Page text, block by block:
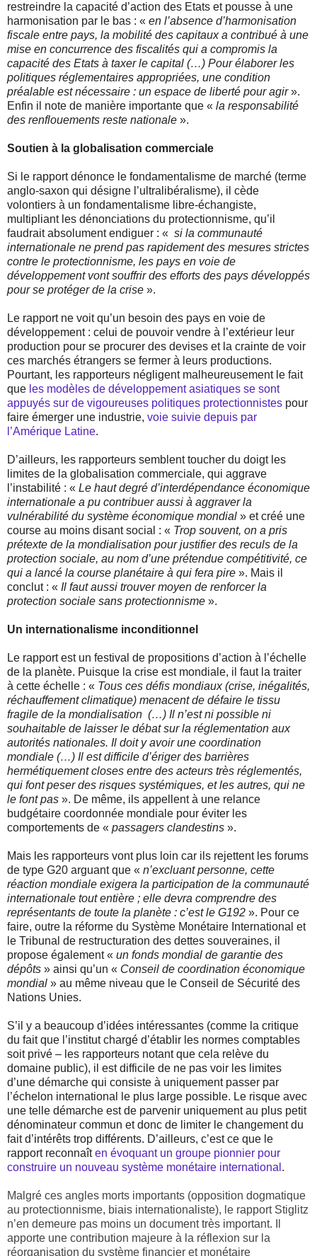
restreindre la capacité d’action des Etats et pousse à une
harmonisation par le bas : « en l’absence d’harmonisation
fiscale entre pays, la mobilité des capitaux a contribué à une
mise en concurrence des fiscalités qui a compromis la
capacité des Etats à taxer le capital (…) Pour élaborer les
politiques réglementaires appropriées, une condition
préalable est nécessaire : un espace de liberté pour agir».
Enfin il note de manière importante que « la responsabilité
des renflouements reste nationale ».
Soutien à la globalisation commerciale
Si le rapport dénonce le fondamentalisme de marché (terme
anglo-saxon qui désigne l’ultralibéralisme), il cède
volontiers à un fondamentalisme libre-échangiste,
multipliant les dénonciations du protectionnisme, qu’il
faudrait absolument endiguer : « si la communauté
internationale ne prend pas rapidement des mesures strictes
contre le protectionnisme, les pays en voie de
développement vont souffrir des efforts des pays développés
pour se protéger de la crise ».
Le rapport ne voit qu’un besoin des pays en voie de
développement : celui de pouvoir vendre à l’extérieur leur
production pour se procurer des devises et la crainte de voir
ces marchés étrangers se fermer à leurs productions.
Pourtant, les rapporteurs négligent malheureusement le fait
que les modèles de développement asiatiques se sont
appuyés sur de vigoureuses politiques protectionnistes pour
faire émerger une industrie, voie suivie depuis par
l’Amérique Latine.
D’ailleurs, les rapporteurs semblent toucher du doigt les
limites de la globalisation commerciale, qui aggrave
l’instabilité : « Le haut degré d’interdépendance économique
internationale a pu contribuer aussi à aggraver la
vulnérabilité du système économique mondial » et créé une
course au moins disant social : « Trop souvent, on a pris
prétexte de la mondialisation pour justifier des reculs de la
protection sociale, au nom d’une prétendue compétitivité, ce
qui a lancé la course planétaire à qui fera pire ». Mais il
conclut : « Il faut aussi trouver moyen de renforcer la
protection sociale sans protectionnisme ».
Un internationalisme inconditionnel
Le rapport est un festival de propositions d’action à l’échelle
de la planète. Puisque la crise est mondiale, il faut la traiter
à cette échelle : « Tous ces défis mondiaux (crise, inégalités,
réchauffement climatique) menacent de défaire le tissu
fragile de la mondialisation (…) Il n’est ni possible ni
souhaitable de laisser le débat sur la réglementation aux
autorités nationales. Il doit y avoir une coordination
mondiale (…) Il est difficile d’ériger des barrières
hermétiquement closes entre des acteurs très réglementés,
qui font peser des risques systémiques, et les autres, qui ne
le font pas ». De même, ils appellent à une relance
budgétaire coordonnée mondiale pour éviter les
comportements de « passagers clandestins ».
Mais les rapporteurs vont plus loin car ils rejettent les forums
de type G20 arguant que « n’excluant personne, cette
réaction mondiale exigera la participation de la communauté
internationale tout entière ; elle devra comprendre des
représentants de toute la planète : c’est le G192 ». Pour ce
faire, outre la réforme du Système Monétaire International et
le Tribunal de restructuration des dettes souveraines, il
propose également « un fonds mondial de garantie des
dépôts » ainsi qu’un « Conseil de coordination économique
mondial » au même niveau que le Conseil de Sécurité des
Nations Unies.
S’il y a beaucoup d’idées intéressantes (comme la critique
du fait que l’institut chargé d’établir les normes comptables
soit privé – les rapporteurs notant que cela relève du
domaine public), il est difficile de ne pas voir les limites
d’une démarche qui consiste à uniquement passer par
l’échelon international le plus large possible. Le risque avec
une telle démarche est de parvenir uniquement au plus petit
dénominateur commun et donc de limiter le changement du
fait d’intérêts trop différents. D’ailleurs, c’est ce que le
rapport reconnaîten évoquant un groupe pionnier pour
construire un nouveau système monétaire international .
Malgré ces angles morts importants (opposition dogmatique
au protectionnisme, biais internationaliste), le rapport Stiglitz
n’en demeure pas moins un document très important. Il
apporte une contribution majeure à la réflexion sur la
réorganisation du système financier et monétaire